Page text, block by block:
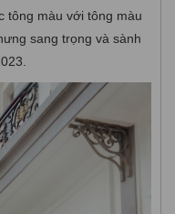
tông màu với tông màu
sang trọng và sành